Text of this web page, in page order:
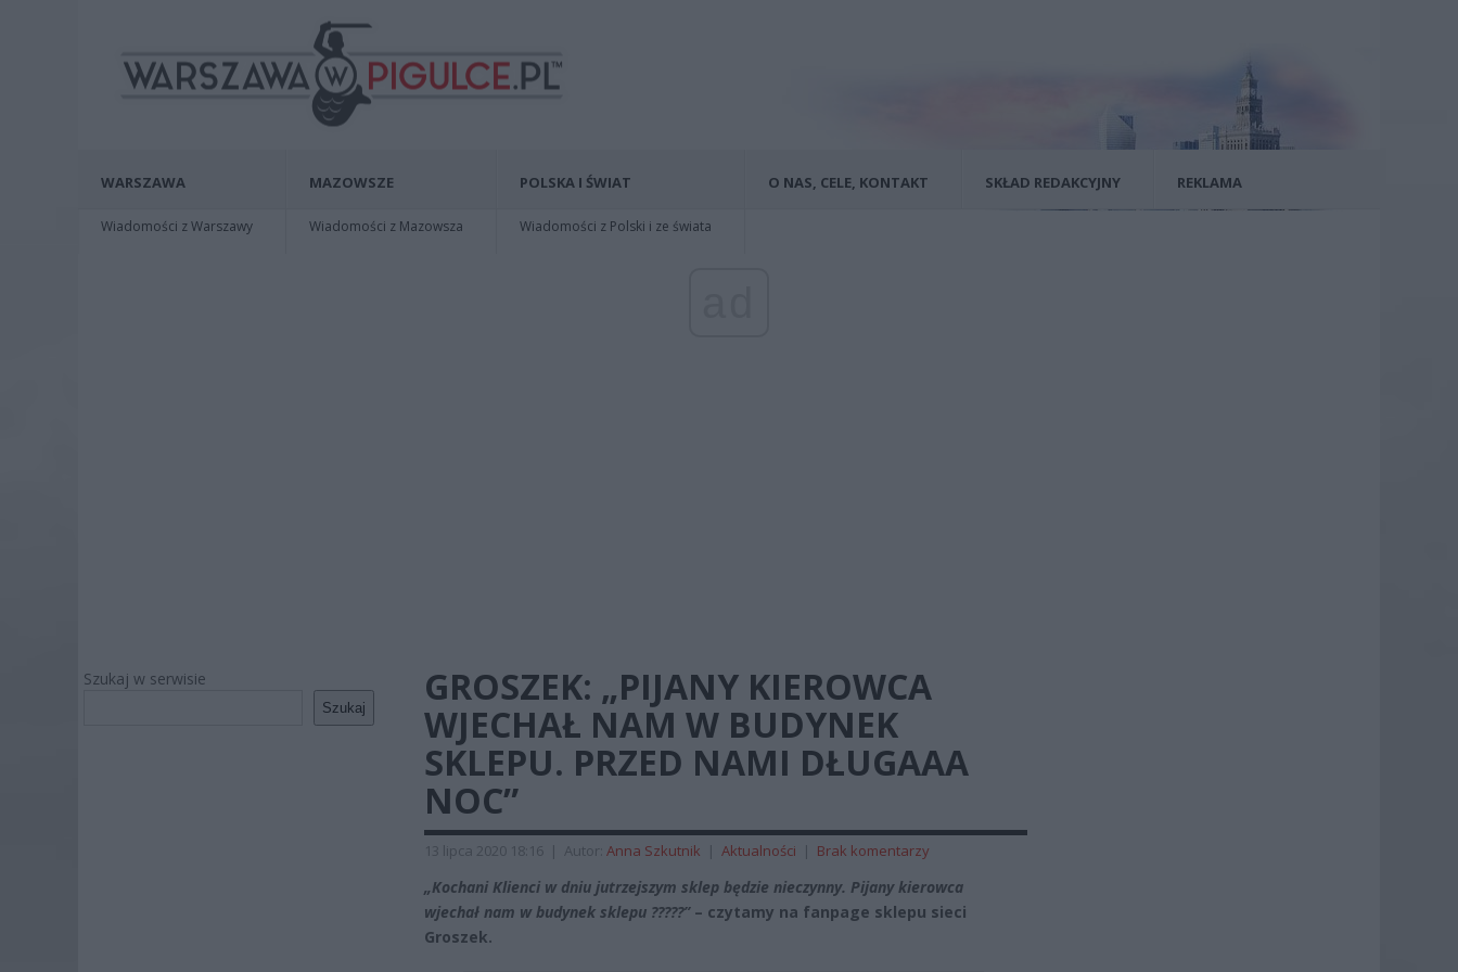
WARSZAWA
Wiadomości z Warszawy
MAZOWSZE
Wiadomości z Mazowsza
POLSKA I ŚWIAT
Wiadomości z Polski i ze świata
O NAS, CELE, KONTAKT SKŁAD REDAKCYJNY REKLAMA
Szukaj w serwisie
Szukaj
GROSZEK: „PIJANY KIEROWCA
WJECHAŁ NAM W BUDYNEK
SKLEPU. PRZED NAMI DŁUGAAA
NOC”
13 lipca 2020 18:16 | Autor: Anna Szkutnik | Aktualności | Brak komentarzy
„Kochani Klienci w dniu jutrzejszym sklep będzie nieczynny. Pijany kierowca
wjechał nam w budynek sklepu ?????”– czytamy na fanpage sklepu sieci
Groszek.